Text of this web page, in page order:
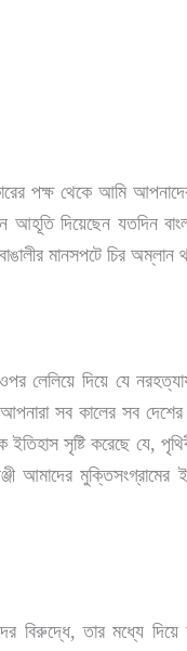
পক্ষ থেকে আমি
আহূতি দিয়েছেন যতদিন
মানসপটে চির অম্লান
লেলিয়ে দিয়ে যে
সব কালের সব
সৃষ্টি করেছে যে,
আমাদের মুক্তিসংগ্রামের
তার মধ্যে